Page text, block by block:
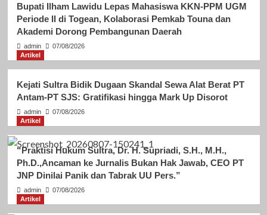
Bupati Ilham Lawidu Lepas Mahasiswa KKN-PPM UGM
Periode II di Togean, Kolaborasi Pemkab Touna dan
Akademi Dorong Pembangunan Daerah
admin
07/08/2026
Artikel
Kejati Sultra Bidik Dugaan Skandal Sewa Alat Berat PT
Antam-PT SJS: Gratifikasi hingga Mark Up Disorot
admin
07/08/2026
Artikel
“Praktisi Hukum Sultra, Dr. H. Supriadi, S.H., M.H.,
Ph.D.,Ancaman ke Jurnalis Bukan Hak Jawab, CEO PT
JNP Dinilai Panik dan Tabrak UU Pers.”
admin
07/08/2026
Artikel